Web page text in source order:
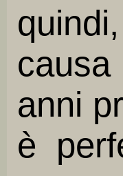
causa
anni
è